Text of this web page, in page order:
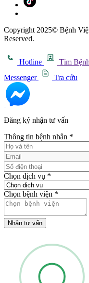
Copyright 2025© Bệnh
Reserved.
Hotline Tìm
Messenger
Tra cứu
Đăng ký nhận tư vấn
Thông tin bệnh nhân *
Chọn dịch vụ *
Chọn bệnh viện *
Nhận tư vấn